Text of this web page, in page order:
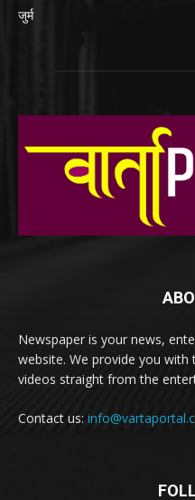
जुर्म
Newspaper is your news,
website. We provide you
videos straight from the
Contact us: